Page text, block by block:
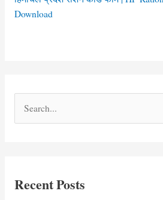
Download
e
Recent Posts